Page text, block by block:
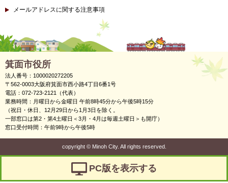
メールアドレスに関する注意事項
箕面市役所
法人番号：1000020272205
〒562-0003大阪府箕面市西小路4丁目6番1号
電話：072-723-2121（代表）
業務時間：月曜日から金曜日 午前8時45分から午後5時15分
（祝日・休日、12月29日から1月3日を除く。
一部窓口は第2・第4土曜日＜3月・4月は毎週土曜日＞も開庁）
窓口受付時間：午前9時から午後5時
copyright ©Minoh City. All rights reserved.
PC版を表示する